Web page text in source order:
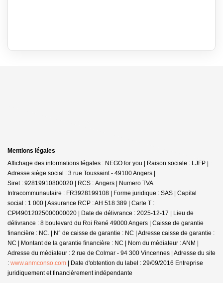
Mentions légales
Affichage des informations légales : NEGO for you | Raison sociale : LJFP |
Adresse siège social : 3 rue Toussaint - 49100 Angers |
Siret : 92819910800020 | RCS : Angers | Numero TVA
Intracommunautaire : FR3928199108 | Forme juridique : SAS | Capital
social : 1 000 | Assurance RCP : AH 518 389 | Carte T :
CPI49012025000000020 | Date de délivrance : 2025-12-17 | Lieu de
délivrance : 8 boulevard du Roi René 49000 Angers | Caisse de garantie
financière : NC. | N° de caisse de garantie : NC | Adresse caisse de garantie :
NC | Montant de la garantie financière : NC | Nom du médiateur : ANM |
Adresse du médiateur : 2 rue de Colmar - 94 300 Vincennes | Adresse du site
: www.anmconso.com | Date d'obtention du label : 29/09/2016 Entreprise
juridiquement et financièrement indépendante